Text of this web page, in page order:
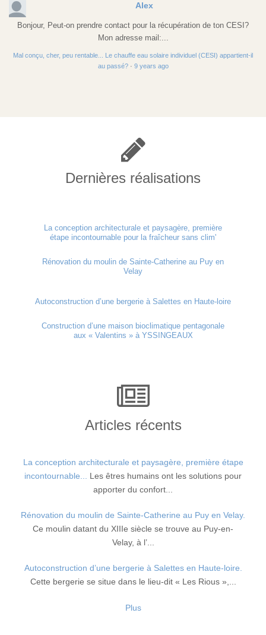
Alex
Bonjour, Peut-on prendre contact pour la récupération de ton CESI?
Mon adresse mail:...
Mal conçu, cher, peu rentable... Le chauffe eau solaire individuel (CESI) appartient-il
au passé?· 9 years ago
Dernières réalisations
La conception architecturale et paysagère, première
étape incontournable pour la fraîcheur sans clim'
Rénovation du moulin de Sainte-Catherine au Puy en
Velay
Autoconstruction d’une bergerie à Salettes en Haute-loire
Construction d’une maison bioclimatique pentagonale
aux « Valentins » à YSSINGEAUX
Articles récents
La conception architecturale et paysagère, première étape
incontournable... Les êtres humains ont les solutions pour
apporter du confort...
Rénovation du moulin de Sainte-Catherine au Puy en Velay.
Ce moulin datant du XIIIe siècle se trouve au Puy-en-
Velay, à l’...
Autoconstruction d’une bergerie à Salettes en Haute-loire.
Cette bergerie se situe dans le lieu-dit « Les Rious »,...
Plus